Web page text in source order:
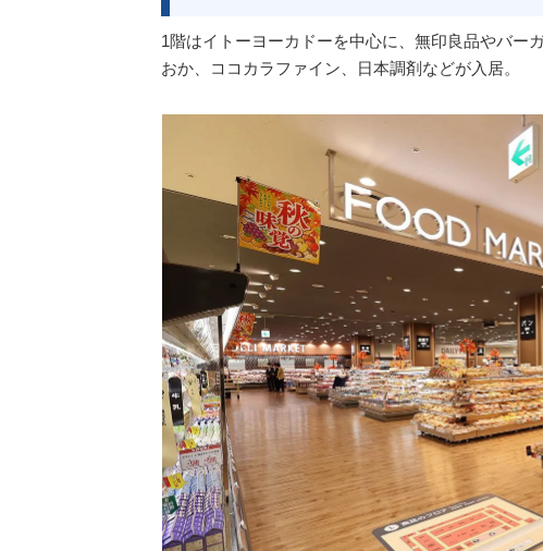
1階はイトーヨーカドーを中心に、無印良品やバー
おか、ココカラファイン、日本調剤などが入居。